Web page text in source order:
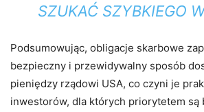
SZUKAĆ SZYBKIEGO
Podsumowując, obligacje skarbowe
bezpieczny i przewidywalny sposób
pieniędzy rządowi USA, co czyni je
inwestorów, dla których priorytetem są